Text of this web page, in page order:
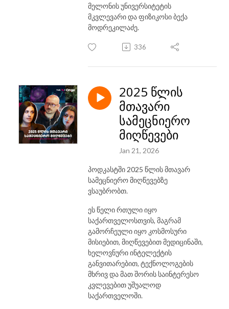
მელონის უნივერსიტეტის
მკვლევარი და ფიზიკოსი ბექა
მოდრეკილაძე.
336
2025 წლის
მთავარი
სამეცნიერო
მიღწევები
Jan 21, 2026
პოდკასტში 2025 წლის მთავარ
სამეცნიერო მიღწევებზე
ვსაუბრობთ.
ეს წელი რთული იყო
საქართველოსთვის, მაგრამ
გამორჩეული იყო კოსმოსური
მისიებით, მიღწევებით მედიცინაში,
ხელოვნური ინტელექტის
განვითარებით, ტექნოლოგების
მხრივ და მათ შორის საინტერესო
კვლევებით უშუალოდ
საქართველოში.